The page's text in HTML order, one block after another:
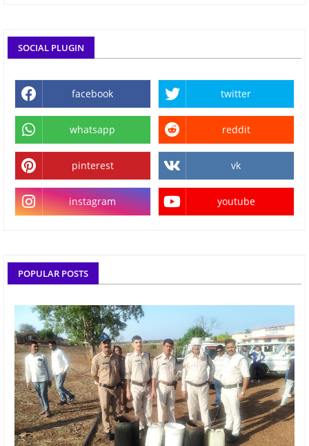
SOCIAL PLUGIN
facebook twitter
whatsapp reddit
pinterest vk
instagram youtube
POPULAR POSTS